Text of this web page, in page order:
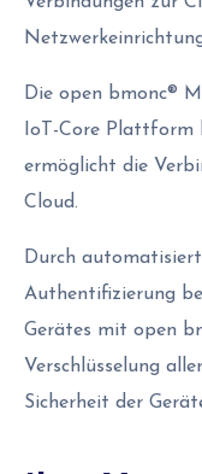
Die open bmonc®
IoT-Core Plattform
ermöglicht die
Cloud.
Durch
Authentifizierung
Gerätes mit open
Verschlüsselung
Sicherheit der